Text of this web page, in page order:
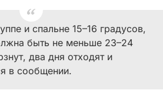
и спальне 15–16 градусов,
быть не меньше 23–24
два дня отходят и
в сообщении.